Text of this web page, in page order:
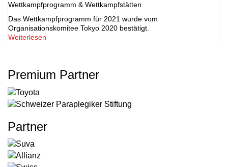
Wettkampfprogramm & Wettkampfstätten
Das Wettkampfprogramm für 2021 wurde vom
Organisationskomitee Tokyo 2020 bestätigt.
Weiterlesen
Premium Partner
Partner